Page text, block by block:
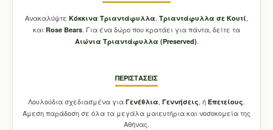
Ανακαλύψτε Κόκκινα Τριαντάφυλλα, Τριαντάφυλλα σε Κουτί,
και Rose Bears. Για ένα δώρο που κρατάει για πάντα, δείτε τα
Aιώνια Τριαντάφυλλα (Preserved).
ΠΕΡΙΣΤΆΣΕΙΣ
Λουλούδια σχεδιασμένα για Γενέθλια, Γεννήσεις, ή Επετείους.
Άμεση παράδοση σε όλα τα μεγάλα μαιευτήρια και νοσοκομεία της
Αθήνας.